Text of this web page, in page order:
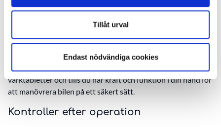
Tillåt urval
Endast nödvändiga cookies
har och vilket ingrepp som utförts. Tungt belastat arbete
kräver längre sjukskrivning.
Bilkörning
värktabletter och tills du har kraft och funktion i din hand för
att manövrera bilen på ett säkert sätt.
Kontroller efter operation